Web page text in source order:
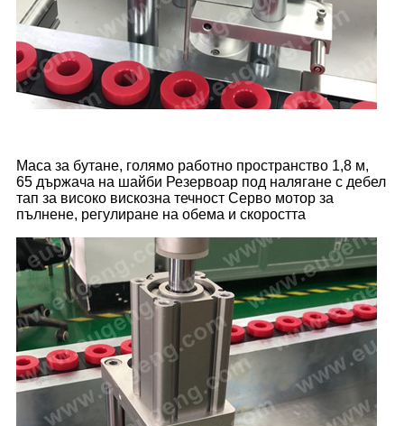
Маса за бутане, голямо работно пространство 1,8 м,
65 държача на шайби Резервоар под налягане с дебел
тап за високо вискозна течност Серво мотор за
пълнене, регулиране на обема и скоростта